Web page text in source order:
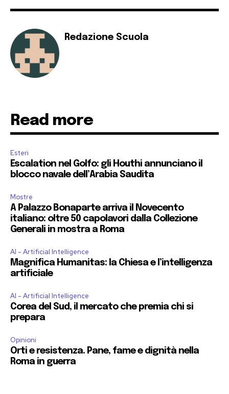
Redazione Scuola
Read more
Esteri
Escalation nel Golfo: gli Houthi annunciano il
blocco navale dell’Arabia Saudita
Mostre
A Palazzo Bonaparte arriva il Novecento
italiano: oltre 50 capolavori dalla Collezione
Generali in mostra a Roma
AI - Artificial Intelligence
Magnifica Humanitas: la Chiesa e l’intelligenza
artificiale
AI - Artificial Intelligence
Corea del Sud, il mercato che premia chi si
prepara
Opinioni
Orti e resistenza. Pane, fame e dignità nella
Roma in guerra